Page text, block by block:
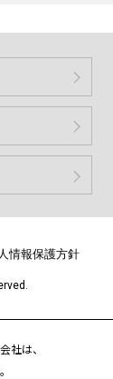
情報保護方針
社は、